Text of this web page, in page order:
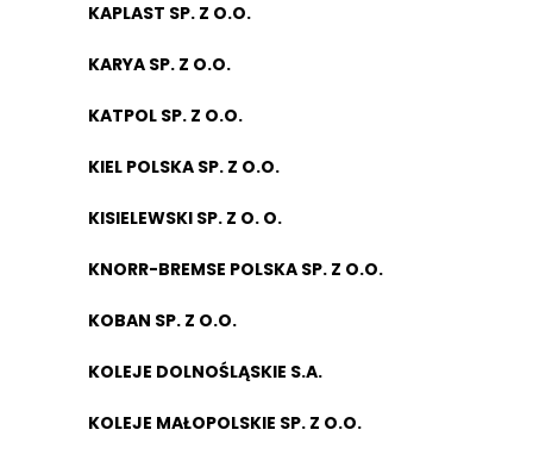
KAPLAST SP. Z O.O.
KARYA SP. Z O.O.
KATPOL SP. Z O.O.
KIEL POLSKA SP. Z O.O.
KISIELEWSKI SP. Z O. O.
KNORR-BREMSE POLSKA SP. Z O.O.
KOBAN SP. Z O.O.
KOLEJE DOLNOŚLĄSKIE S.A.
KOLEJE MAŁOPOLSKIE SP. Z O.O.